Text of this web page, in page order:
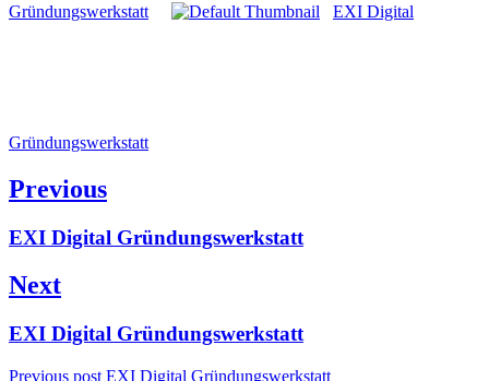
Gründungswerkstatt EXI Digital
Gründungswerkstatt
Beitragsnavigation
Previous
Previous
EXI Digital Gründungswerkstatt
Next
Next
EXI Digital Gründungswerkstatt
Previous post EXI Digital Gründungswerkstatt